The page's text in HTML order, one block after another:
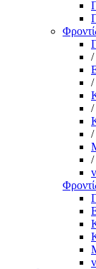
/
/
/
/
/